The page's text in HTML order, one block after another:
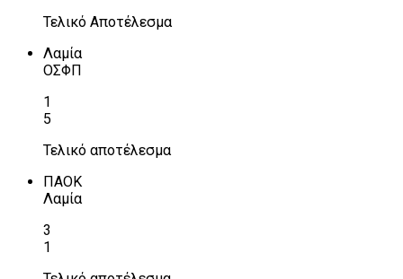
Τελικό Αποτέλεσμα
Λαμία
ΟΣΦΠ
1
5
Τελικό αποτέλεσμα
ΠΑΟΚ
Λαμία
3
1